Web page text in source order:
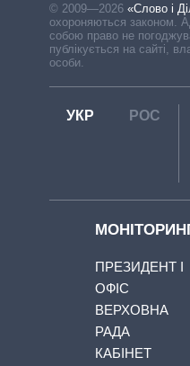
© 2009—2026 «Слово і
охороняються законом.
собою право не
публікується на сайті,
особи.
УКР РОС
ПРЕЗИДЕНТ І
ОФІС
ВЕРХОВНА
РАДА
КАБІНЕТ